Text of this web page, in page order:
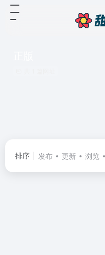
排序 发布 更新 浏览